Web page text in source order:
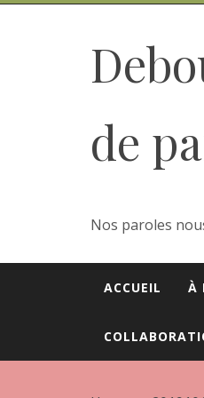
Skip
de
Nos paroles
ACCUEIL À